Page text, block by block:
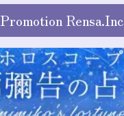
Promotion Rensa.Inc